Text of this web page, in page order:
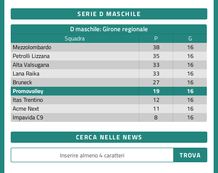
SERIE D MASCHILE
D maschile: Girone regionale
Squadra P
G
Mezzolombardo
38
16
Petrolli Lizzana
35
16
Alta Valsugana
33
16
Lana Raika
33
16
Bruneck
27
16
Promovolley
19
16
Itas Trentino
12
16
Acme Next
11
16
Impavida C9
8 16
CERCA NELLE NEWS